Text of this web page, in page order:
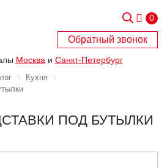
0
Обратный звонок
Москва и Санкт-Петербург
Кухня
ПОД БУТЫЛКИ